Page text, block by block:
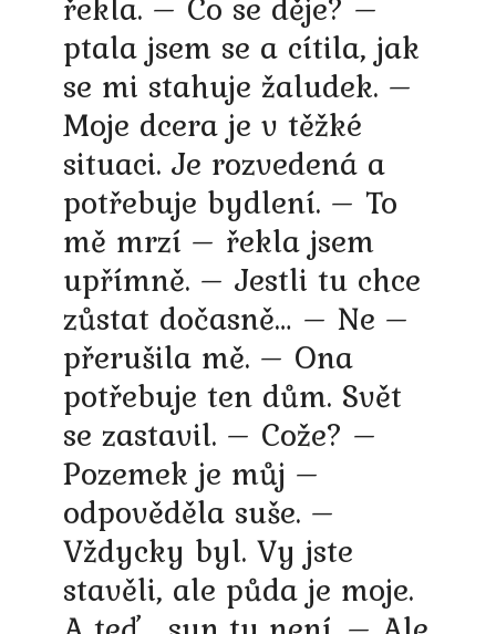
ptala jsem se a cítila, jak
se mi stahuje žaludek. –
Moje dcera je v těžké
situaci. Je rozvedená a
potřebuje bydlení. – To
mě mrzí – řekla jsem
upřímně. – Jestli tu chce
zůstat dočasně… – Ne –
přerušila mě. – Ona
potřebuje ten dům. Svět
se zastavil. – Cože? –
Pozemek je můj –
odpověděla suše. –
Vždycky byl. Vy jste
stavěli, ale půda je moje.